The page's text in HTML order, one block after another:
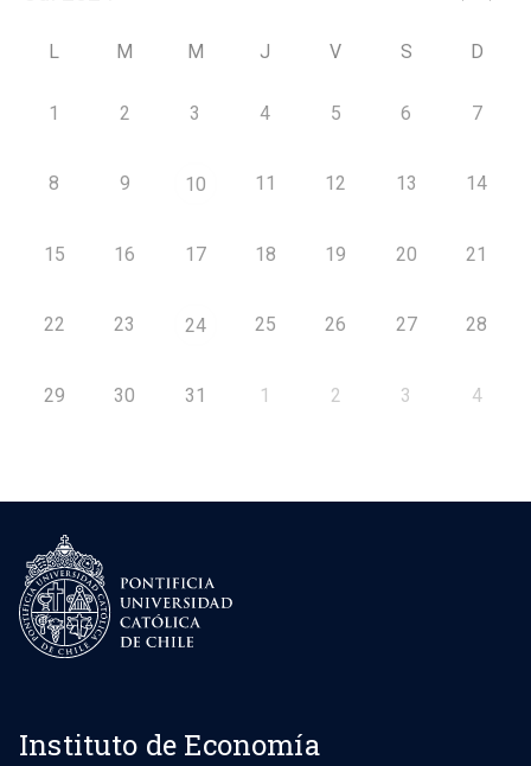
L M M J V S D
1 2 3 4 5 6 7
8 9 10 11 12 13 14
15 16 17 18 19 20 21
22 23 24 25 26 27 28
29 30 31 1 2 3 4
Instituto de Economía